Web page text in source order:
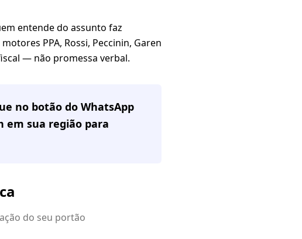
entende do assunto faz
PPA, Rossi, Peccinin, Garen
— não promessa verbal.
no botão do WhatsApp
em sua região para
do seu portão